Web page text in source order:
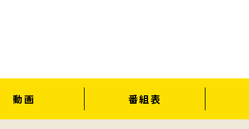
動画 番組表